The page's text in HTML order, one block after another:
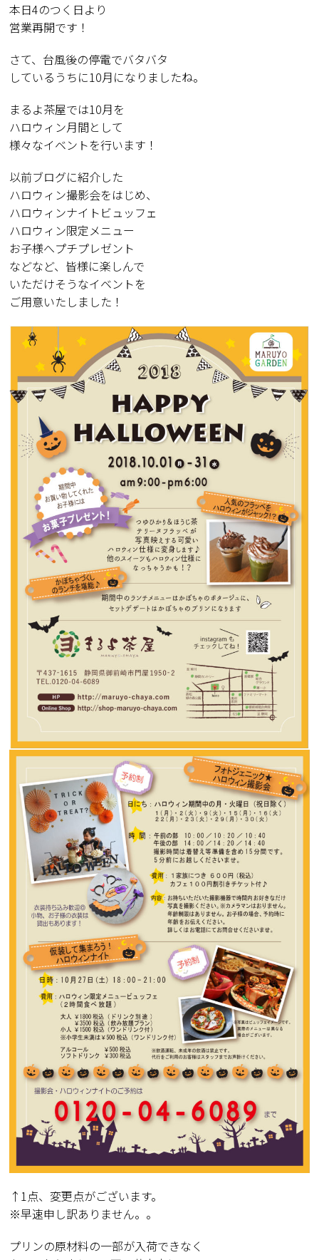
本日4のつく日より
営業再開です！
さて、台風後の停電でバタバタ
しているうちに10月になりましたね。
まるよ茶屋では10月を
ハロウィン月間として
様々なイベントを行います！
以前ブログに紹介した
ハロウィン撮影会をはじめ、
ハロウィンナイトビュッフェ
ハロウィン限定メニュー
お子様へプチプレゼント
などなど、皆様に楽しんで
いただけそうなイベントを
ご用意いたしました！
↑1点、変更点がございます。
※早速申し訳ありません。。
プリンの原材料の一部が入荷できなく